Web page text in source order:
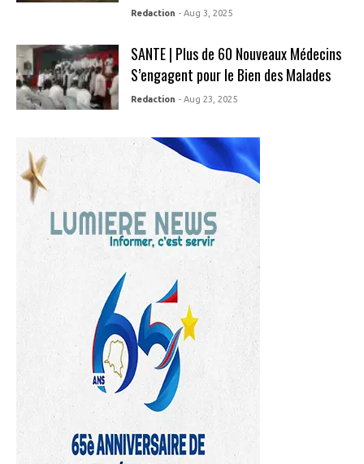
Redaction - Aug 3, 2025
SANTE | Plus de 60 Nouveaux Médecins
S’engagent pour le Bien des Malades
Redaction - Aug 23, 2025